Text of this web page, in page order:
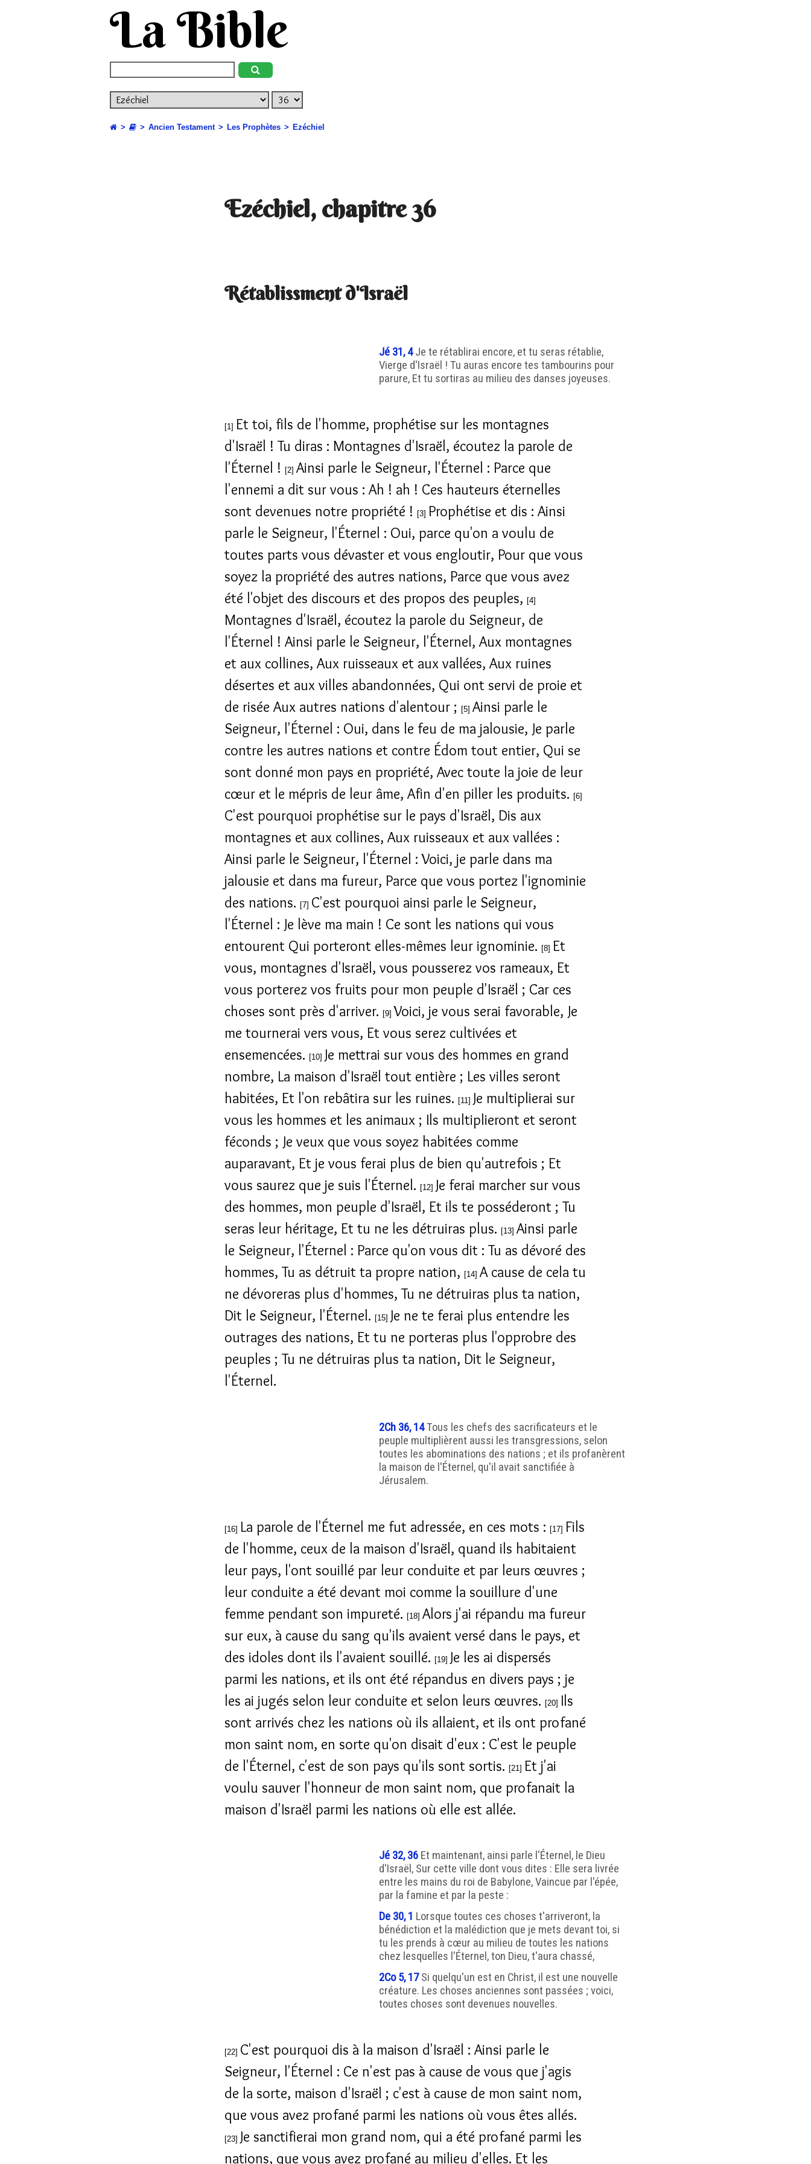
La Bible
Ancien Testament Les Prophètes Ezéchiel
Ezéchiel, chapitre 36
Rétablissment d'Israël
Jé 31, 4Je te rétablirai encore, et tu seras rétablie,
Vierge d'Israël ! Tu auras encore tes tambourins pour
parure, Et tu sortiras au milieu des danses joyeuses.
[1] Et toi, fils de l'homme, prophétise sur les montagnes
d'Israël ! Tu diras : Montagnes d'Israël, écoutez la parole de
l'Éternel !
[2] Ainsi parle le Seigneur, l'Éternel : Parce que
l'ennemi a dit sur vous : Ah ! ah ! Ces hauteurs éternelles
sont devenues notre propriété !
[3] Prophétise et dis : Ainsi
parle le Seigneur, l'Éternel : Oui, parce qu'on a voulu de
toutes parts vous dévaster et vous engloutir, Pour que vous
soyez la propriété des autres nations, Parce que vous avez
été l'objet des discours et des propos des peuples, [4]
Montagnes d'Israël, écoutez la parole du Seigneur, de
l'Éternel ! Ainsi parle le Seigneur, l'Éternel, Aux montagnes
et aux collines, Aux ruisseaux et aux vallées, Aux ruines
désertes et aux villes abandonnées, Qui ont servi de proie et
de risée Aux autres nations d'alentour ;
[5] Ainsi parle le
Seigneur, l'Éternel : Oui, dans le feu de ma jalousie, Je parle
contre les autres nations et contre Édom tout entier, Qui se
sont donné mon pays en propriété, Avec toute la joie de leur
cœur et le mépris de leur âme, Afin d'en piller les produits. [6]
C'est pourquoi prophétise sur le pays d'Israël, Dis aux
montagnes et aux collines, Aux ruisseaux et aux vallées :
Ainsi parle le Seigneur, l'Éternel : Voici, je parle dans ma
jalousie et dans ma fureur, Parce que vous portez l'ignominie
des nations. [7] C'est pourquoi ainsi parle le Seigneur,
l'Éternel : Je lève ma main ! Ce sont les nations qui vous
entourent Qui porteront elles-mêmes leur ignominie. [8] Et
vous, montagnes d'Israël, vous pousserez vos rameaux, Et
vous porterez vos fruits pour mon peuple d'Israël ; Car ces
choses sont près d'arriver. [9] Voici, je vous serai favorable, Je
me tournerai vers vous, Et vous serez cultivées et
ensemencées. [10] Je mettrai sur vous des hommes en grand
nombre, La maison d'Israël tout entière ; Les villes seront
habitées, Et l'on rebâtira sur les ruines. [11] Je multiplierai sur
vous les hommes et les animaux ; Ils multiplieront et seront
féconds ; Je veux que vous soyez habitées comme
auparavant, Et je vous ferai plus de bien qu'autrefois ; Et
vous saurez que je suis l'Éternel. [12] Je ferai marcher sur vous
des hommes, mon peuple d'Israël, Et ils te posséderont ; Tu
seras leur héritage, Et tu ne les détruiras plus. [13] Ainsi parle
le Seigneur, l'Éternel : Parce qu'on vous dit : Tu as dévoré des
hommes, Tu as détruit ta propre nation, [14] A cause de cela tu
ne dévoreras plus d'hommes, Tu ne détruiras plus ta nation,
Dit le Seigneur, l'Éternel. [15] Je ne te ferai plus entendre les
outrages des nations, Et tu ne porteras plus l'opprobre des
peuples ; Tu ne détruiras plus ta nation, Dit le Seigneur,
l'Éternel.
2Ch 36, 14Tous les chefs des sacrificateurs et le
peuple multiplièrent aussi les transgressions, selon
toutes les abominations des nations ; et ils profanèrent
la maison de l'Éternel, qu'il avait sanctifiée à
Jérusalem.
[16] La parole de l'Éternel me fut adressée, en ces mots : [17] Fils
de l'homme, ceux de la maison d'Israël, quand ils habitaient
leur pays, l'ont souillé par leur conduite et par leurs œuvres ;
leur conduite a été devant moi comme la souillure d'une
femme pendant son impureté. [18] Alors j'ai répandu ma fureur
sur eux, à cause du sang qu'ils avaient versé dans le pays, et
des idoles dont ils l'avaient souillé. [19] Je les ai dispersés
parmi les nations, et ils ont été répandus en divers pays ; je
les ai jugés selon leur conduite et selon leurs œuvres. [20] Ils
sont arrivés chez les nations où ils allaient, et ils ont profané
mon saint nom, en sorte qu'on disait d'eux : C'est le peuple
de l'Éternel, c'est de son pays qu'ils sont sortis. [21] Et j'ai
voulu sauver l'honneur de mon saint nom, que profanait la
maison d'Israël parmi les nations où elle est allée.
Jé 32, 36 Et maintenant, ainsi parle l'Éternel, le Dieu
d'Israël, Sur cette ville dont vous dites : Elle sera livrée
entre les mains du roi de Babylone, Vaincue par l'épée,
par la famine et par la peste :
De 30, 1 Lorsque toutes ces choses t'arriveront, la
bénédiction et la malédiction que je mets devant toi, si
tu les prends à cœur au milieu de toutes les nations
chez lesquelles l'Éternel, ton Dieu, t'aura chassé,
2Co 5, 17Si quelqu'un est en Christ, il est une nouvelle
créature. Les choses anciennes sont passées ; voici,
toutes choses sont devenues nouvelles.
[22] C'est pourquoi dis à la maison d'Israël : Ainsi parle le
Seigneur, l'Éternel : Ce n'est pas à cause de vous que j'agis
de la sorte, maison d'Israël ; c'est à cause de mon saint nom,
que vous avez profané parmi les nations où vous êtes allés.
[23] Je sanctifierai mon grand nom, qui a été profané parmi les
nations, que vous avez profané au milieu d'elles. Et les